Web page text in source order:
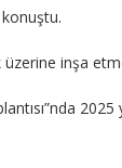
inşa
2025